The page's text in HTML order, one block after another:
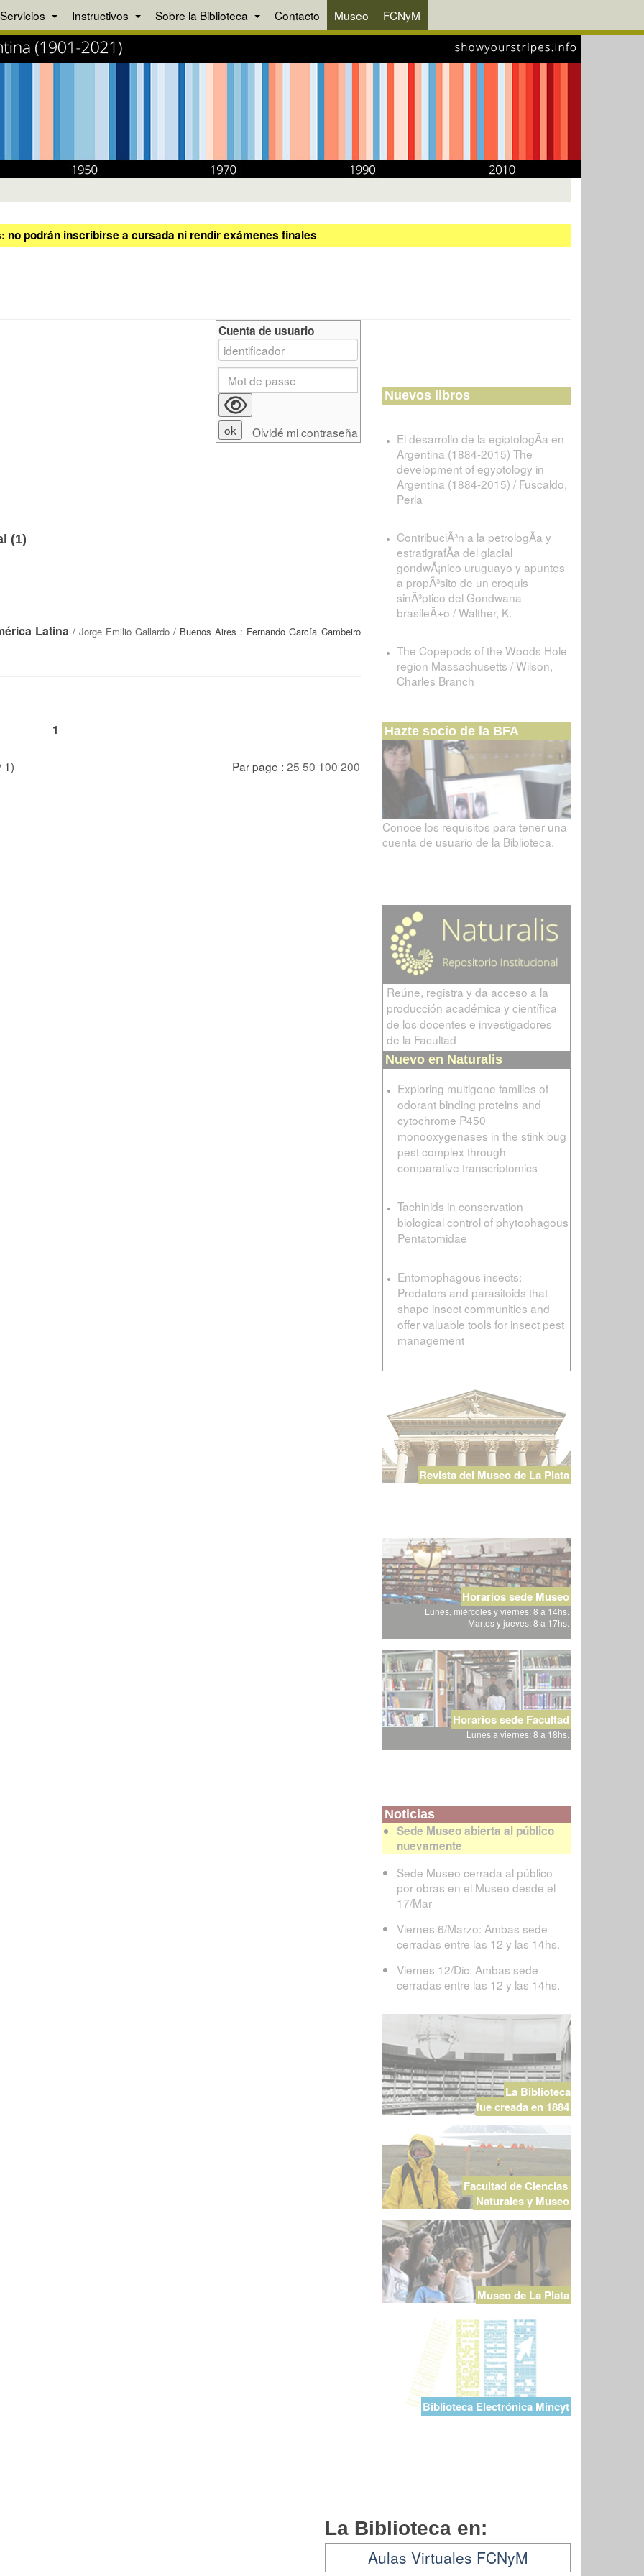
Servicios Instructivos Sobre la Biblioteca Contacto Museo FCNyM
podrán inscribirse a cursada ni rendir exámenes finales
(1)
Latina/ Jorge Emilio Gallardo / Buenos Aires : Fernando García Cambeiro
1
1) Par page : 25 50 100 200
Cuenta de usuario
Olvidé mi contraseña
Nuevos libros
El desarrollo de la egiptologÃ­a en
Argentina (1884-2015) The
development of egyptology in
Argentina (1884-2015) / Fuscaldo,
Perla
ContribuciÃ³n a la petrologÃ­a y
estratigrafÃ­a del glacial
gondwÃ¡nico uruguayo y apuntes
a propÃ³sito de un croquis
sinÃ³ptico del Gondwana
brasileÃ±o / Walther, K.
The Copepods of the Woods Hole
region Massachusetts / Wilson,
Charles Branch
Hazte socio de la BFA
Conoce los requisitos para tener una
cuenta de usuario de la Biblioteca.
Reúne, registra y da acceso a la
producción académica y científica
de los docentes e investigadores
de la Facultad
Nuevo en Naturalis
Exploring multigene families of
odorant binding proteins and
cytochrome P450
monooxygenases in the stink bug
pest complex through
comparative transcriptomics
Tachinids in conservation
biological control of phytophagous
Pentatomidae
Entomophagous insects:
Predators and parasitoids that
shape insect communities and
offer valuable tools for insect pest
management
Revista del Museo de La Plata
Horarios sede Museo
Lunes, miércoles y viernes: 8 a 14hs.
Martes y jueves: 8 a 17hs.
Horarios sede Facultad
Lunes a viernes: 8 a 18hs.
Noticias
Sede Museo abierta al público
nuevamente
Sede Museo cerrada al público
por obras en el Museo desde el
17/Mar
Viernes 6/Marzo: Ambas sede
cerradas entre las 12 y las 14hs.
Viernes 12/Dic: Ambas sede
cerradas entre las 12 y las 14hs.
La Biblioteca
fue creada en 1884
Facultad de Ciencias
Naturales y Museo
Museo de La Plata
Biblioteca Electrónica Mincyt
La Biblioteca en:
Aulas Virtuales FCNyM